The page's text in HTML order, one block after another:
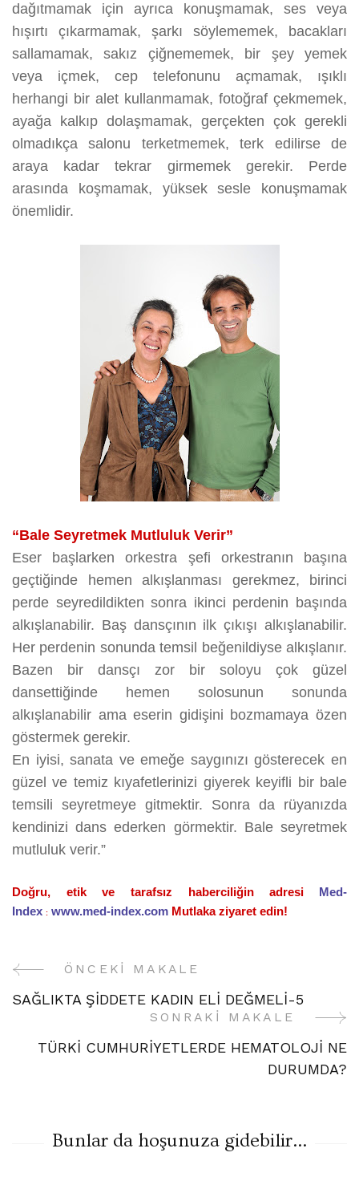
dağıtmamak için ayrıca konuşmamak, ses veya
hışırtı çıkarmamak, şarkı söylememek, bacakları
sallamamak, sakız çiğnememek, bir şey yemek
veya içmek, cep telefonunu açmamak, ışıklı
herhangi bir alet kullanmamak, fotoğraf çekmemek,
ayağa kalkıp dolaşmamak, gerçekten çok gerekli
olmadıkça salonu terketmemek, terk edilirse de
araya kadar tekrar girmemek gerekir. Perde
arasında koşmamak, yüksek sesle konuşmamak
önemlidir.
“Bale Seyretmek Mutluluk Verir”
Eser başlarken orkestra şefi orkestranın başına
geçtiğinde hemen alkışlanması gerekmez, birinci
perde seyredildikten sonra ikinci perdenin başında
alkışlanabilir. Baş dansçının ilk çıkışı alkışlanabilir.
Her perdenin sonunda temsil beğenildiyse alkışlanır.
Bazen bir dansçı zor bir soloyu çok güzel
dansettiğinde hemen solosunun sonunda
alkışlanabilir ama eserin gidişini bozmamaya özen
göstermek gerekir.
En iyisi, sanata ve emeğe saygınızı gösterecek en
güzel ve temiz kıyafetlerinizi giyerek keyifli bir bale
temsili seyretmeye gitmektir. Sonra da rüyanızda
kendinizi dans ederken görmektir. Bale seyretmek
mutluluk verir.”
Doğru, etik ve tarafsız haberciliğin adresi
Med-
Index : www.med-index.com Mutlaka ziyaret edin!
YazıÖNCEKI MAKALE
SAĞLIKTA ŞİDDETE KADIN ELİ DEĞMELİ-5
SONRAKI MAKALE
TÜRKİ CUMHURİYETLERDE HEMATOLOJİ NE
DURUMDA?
Bunlar da hoşunuza gidebilir...